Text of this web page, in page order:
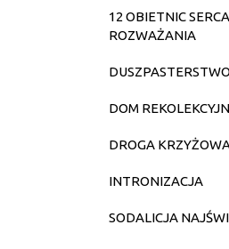
12 OBIETNIC
ROZWAŻANIA
DOM
DROGA
INTRONIZACJA
SODALICJA